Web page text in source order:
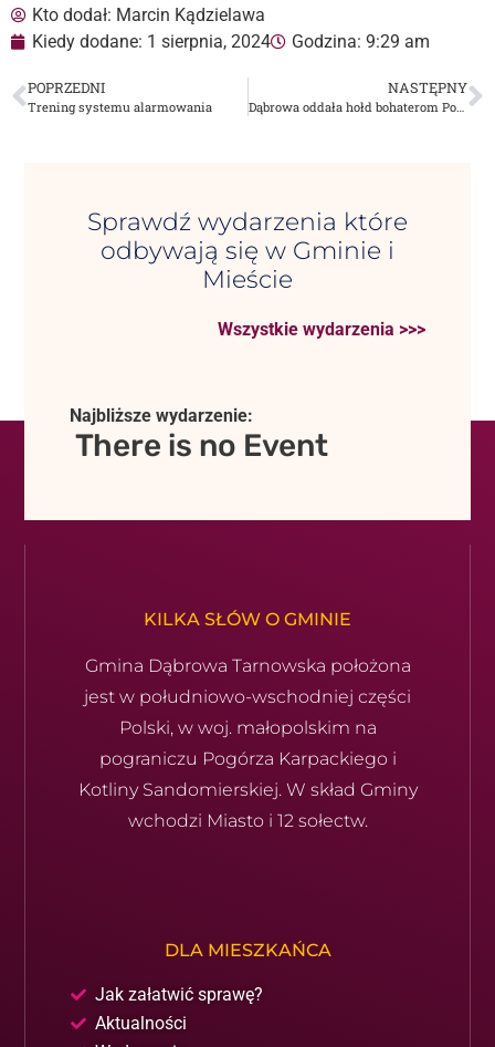
Kto dodał: Marcin Kądzielawa
Kiedy dodane: 1 sierpnia, 2024 Godzina: 9:29 am
POPRZEDNI
Trening systemu alarmowania
NASTĘPNY
Dąbrowa oddała hołd bohaterom Powstania Warszawskiego oraz lotnikom Halifaxa
Sprawdź wydarzenia które
odbywają się w Gminie i
Mieście
Wszystkie wydarzenia >>>
Najbliższe wydarzenie:
There is no Event
KILKA SŁÓW O GMINIE
Gmina Dąbrowa Tarnowska położona
jest w południowo-wschod­niej części
Polski, w woj. małopolskim na
pograniczu Pogórza Karpackiego i
Kotliny Sandomierskiej. W skład Gminy
wchodzi Miasto i 12 sołectw.
DLA MIESZKAŃCA
Jak załatwić sprawę?
Aktualności